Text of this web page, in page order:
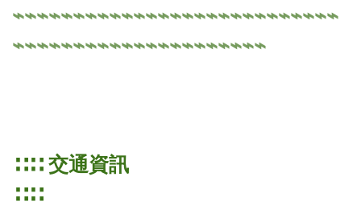
⌁⌁⌁⌁⌁⌁⌁⌁⌁⌁⌁⌁⌁⌁⌁⌁⌁⌁⌁⌁⌁⌁⌁⌁⌁⌁⌁
⌁⌁⌁⌁⌁⌁⌁⌁⌁⌁⌁⌁⌁⌁⌁⌁⌁⌁⌁⌁⌁
∷∷ 交通資訊
∷∷